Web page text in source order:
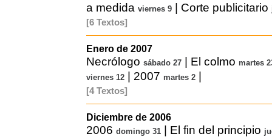
a medida viernes 9 Corte publicitario
[6 Textos]
Enero de 2007
Necrólogo sábado 27 El colmo martes
viernes 12
2007 martes 2
[4 Textos]
Diciembre de 2006
2006 domingo 31 El fin del principio